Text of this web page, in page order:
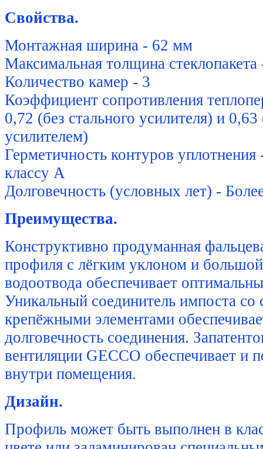
Свойства.
Монтажная ширина - 62 мм
Максимальная толщина
Количество камер - 3
Коэффициент сопротивления
0,72 (без стального усилителя) и
усилителем)
Герметичность контуров уплотнения
классу А
Долговечность (условных лет) -
Преимущества.
Конструктивно продуманная
профиля с лёгким уклоном и
водоотвода обеспечивает
Уникальный соединитель импоста со
крепёжными элементами
долговечность соединения.
вентиляции GECCO обеспечивает и
внутри помещения.
Дизайн.
Профиль может быть выполнен в